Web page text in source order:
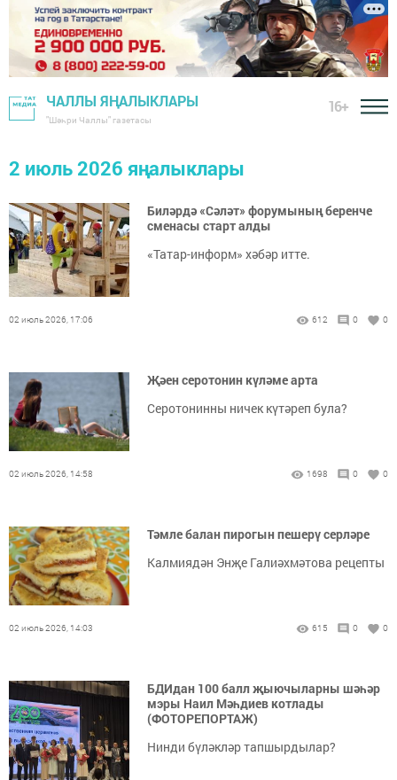
ЧАЛЛЫ ЯҢАЛЫКЛАРЫ
"Шәһри Чаллы" газетасы
16+
2 июль 2026 яңалыклары
Биләрдә «Сәләт» форумының беренче
сменасы старт алды
«Татар-информ» хәбәр итте.
02 июль 2026, 17:06 612 0 0
Җәен серотонин күләме арта
Серотонинны ничек күтәреп була?
02 июль 2026, 14:58 1698 0 0
Тәмле балан пирогын пешерү серләре
Калмиядән Энҗе Галиәхмәтова рецепты
02 июль 2026, 14:03 615 0 0
БДИдан 100 балл җыючыларны шәһәр
мэры Наил Мәһдиев котлады
(ФОТОРЕПОРТАЖ)
Нинди бүләкләр тапшырдылар?